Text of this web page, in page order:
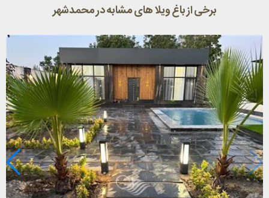
برخی از باغ ویلا های مشابه در محمدشهر